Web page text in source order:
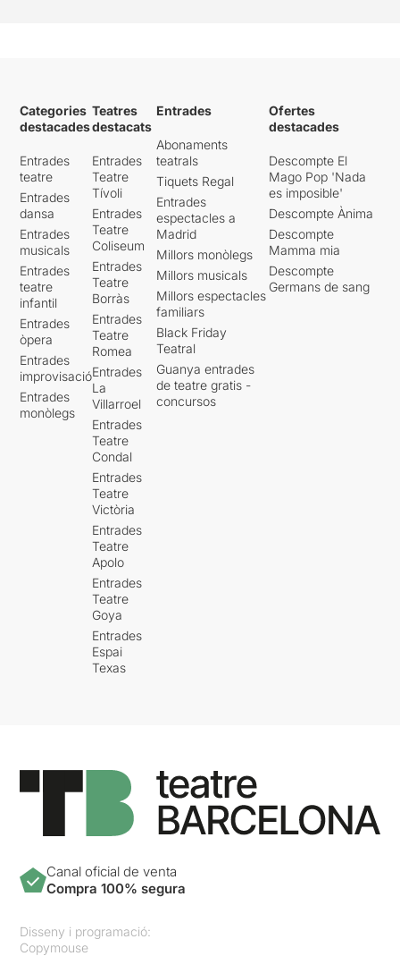
Categories
destacades
Entrades
teatre
Entrades
dansa
Entrades
musicals
Entrades
teatre
infantil
Entrades
òpera
Entrades
improvisació
Entrades
monòlegs
Teatres
destacats
Entrades
Teatre
Tívoli
Entrades
Teatre
Coliseum
Entrades
Teatre
Borràs
Entrades
Teatre
Romea
Entrades
La
Villarroel
Entrades
Teatre
Condal
Entrades
Teatre
Victòria
Entrades
Teatre
Apolo
Entrades
Teatre
Goya
Entrades
Espai
Texas
Entrades
Abonaments
teatrals
Tiquets Regal
Entrades
espectacles a
Madrid
Millors monòlegs
Millors musicals
Millors espectacles
familiars
Black Friday
Teatral
Guanya entrades
de teatre gratis -
concursos
Ofertes
destacades
Descompte El
Mago Pop 'Nada
es imposible'
Descompte Ànima
Descompte
Mamma mia
Descompte
Germans de sang
Canal oficial de venta
Compra 100% segura
Disseny i programació:
Copymouse